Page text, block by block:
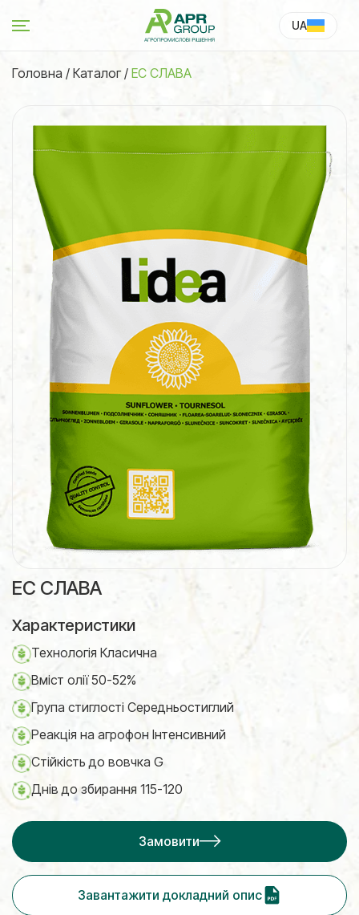
UA
Головна / Каталог/ ЕС СЛАВА
ЕС СЛАВА
Характеристики
Технологія Класична
Вміст олії 50-52%
Група стиглості Середньостиглий
Реакція на агрофон Інтенсивний
Стійкість до вовчка G
Днів до збирання 115-120
Замовити
Завантажити докладний опис